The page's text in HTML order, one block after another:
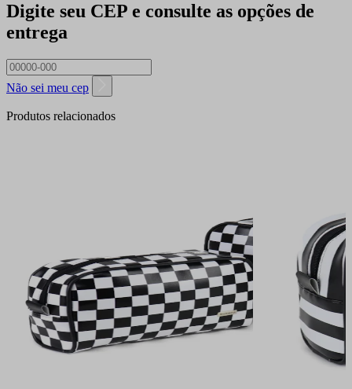
Digite seu CEP e consulte as opções de
entrega
Não sei meu cep
Produtos relacionados